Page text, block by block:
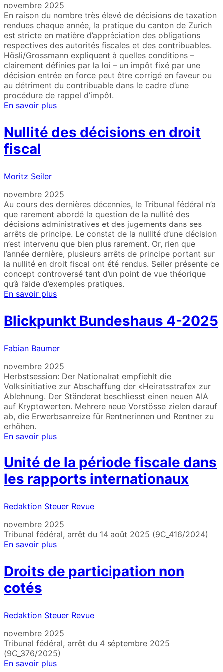
novembre 2025
En raison du nombre très élevé de décisions de taxation
rendues chaque année, la pratique du canton de Zurich
est stricte en matière d’appréciation des obligations
respectives des autorités fiscales et des contribuables.
Hösli/Grossmann expliquent à quelles conditions –
clairement définies par la loi – un impôt fixé par une
décision entrée en force peut être corrigé en faveur ou
au détriment du contribuable dans le cadre d’une
procédure de rappel d’impôt.
En savoir plus
Nullité des décisions en droit
fiscal
Moritz Seiler
novembre 2025
Au cours des dernières décennies, le Tribunal fédéral n’a
que rarement abordé la question de la nullité des
décisions administratives et des jugements dans ses
arrêts de principe. Le constat de la nullité d’une décision
n’est intervenu que bien plus rarement. Or, rien que
l’année dernière, plusieurs arrêts de principe portant sur
la nullité en droit fiscal ont été rendus. Seiler présente ce
concept controversé tant d’un point de vue théorique
qu’à l’aide d’exemples pratiques.
En savoir plus
Blickpunkt Bundeshaus 4-2025
Fabian Baumer
novembre 2025
Herbstsession: Der Nationalrat empfiehlt die
Volksinitiative zur Abschaffung der «Heiratsstrafe» zur
Ablehnung. Der Ständerat beschliesst einen neuen AIA
auf Kryptowerten. Mehrere neue Vorstösse zielen darauf
ab, die Erwerbsanreize für Rentnerinnen und Rentner zu
erhöhen.
En savoir plus
Unité de la période fiscale dans
les rapports internationaux
Redaktion Steuer Revue
novembre 2025
Tribunal fédéral, arrêt du 14 août 2025 (9C_416/2024)
En savoir plus
Droits de participation non
cotés
Redaktion Steuer Revue
novembre 2025
Tribunal fédéral, arrêt du 4 séptembre 2025
(9C_376/2025)
En savoir plus